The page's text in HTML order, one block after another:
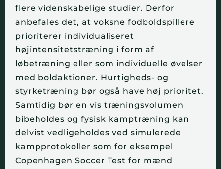
flere videnskabelige studier. Derfor
anbefales det, at voksne fodboldspillere
prioriterer individualiseret
højintensitetstræning i form af
løbetræning eller som individuelle øvelser
med boldaktioner. Hurtigheds- og
styrketræning bør også have høj prioritet.
Samtidig bør en vis træningsvolumen
bibeholdes og fysisk kamptræning kan
delvist vedligeholdes ved simulerede
kampprotokoller som for eksempel
Copenhagen Soccer Test for mænd